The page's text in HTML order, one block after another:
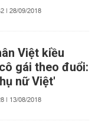
| 28/09/2018
Việt kiều
gái theo đuổi:
nữ Việt'
| 13/08/2018